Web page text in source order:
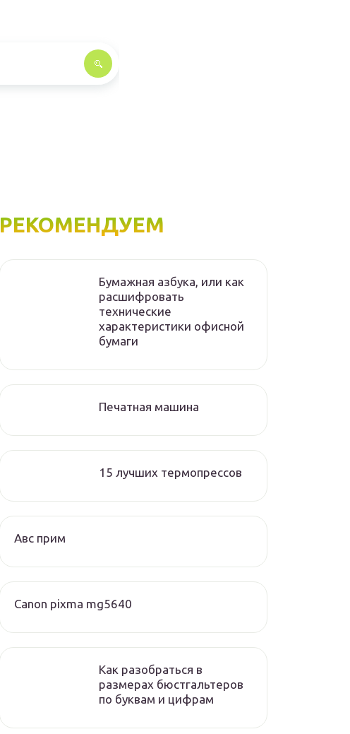
РЕКОМЕНДУЕМ
Бумажная азбука, или как
расшифровать
технические
характеристики офисной
бумаги
Печатная машина
15 лучших термопрессов
Авс прим
Canon pixma mg5640
Как разобраться в
размерах бюстгальтеров
по буквам и цифрам